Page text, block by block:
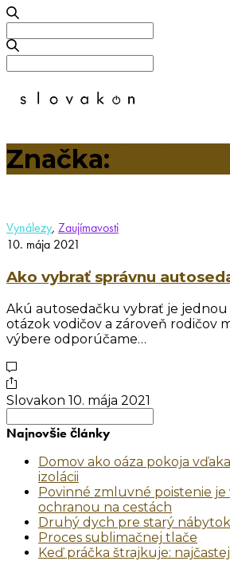
for:
Značka:
Vynálezy, Zaujímavosti
10. mája 2021
Ako vybrať správnu
Akú autosedačku vybrať je
otázok vodičov a zároveň rodičov
výbere odporúčame…
Slovakon 10. mája 2021
for:
Najnovšie články
Domov ako oáza pokoja
izolácii
Povinné zmluvné poistenie je
ochranou na cestách
Druhý dych pre starý
Proces sublimačnej tlače
Keď práčka štrajkuje: